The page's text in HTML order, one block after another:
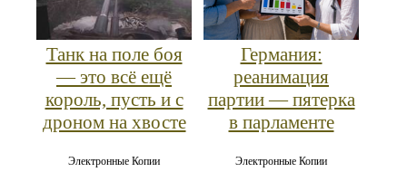
Танк на поле боя
— это всё ещё
король, пусть и с
дроном на хвосте
Электронные Копии
Германия:
реанимация
партии — пятерка
в парламенте
Электронные Копии